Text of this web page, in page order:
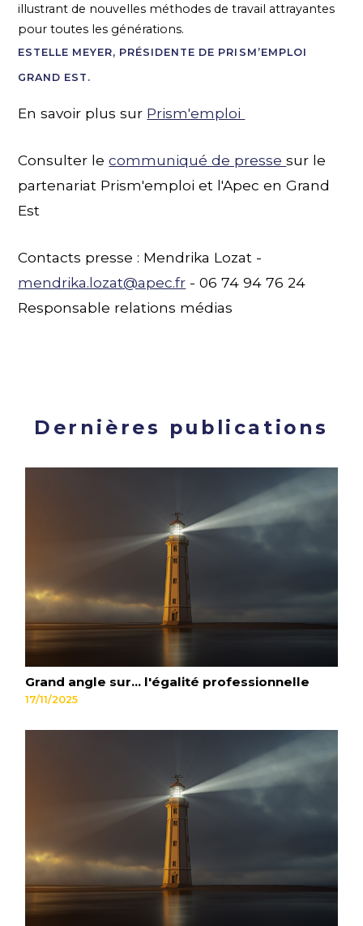
illustrant de nouvelles méthodes de travail attrayantes
pour toutes les générations.
ESTELLE MEYER, PRÉSIDENTE DE PRISM’EMPLOI
GRAND EST.
En savoir plus sur Prism'emploi
Consulter lecommuniqué de pressesur le
partenariat Prism'emploi et l'Apec en Grand
Est
Contacts presse : Mendrika Lozat -
mendrika.lozat@apec.fr - 06 74 94 76 24
Responsable relations médias
Dernières publications
Grand angle sur... l'égalité professionnelle
17/11/2025